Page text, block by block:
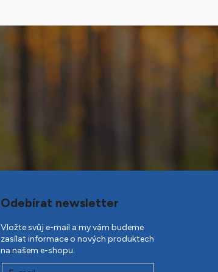
Odebírat newsletter
Vložte svůj e-mail a my vám budeme
zasílat informace o nových produktech
na našem e-shopu.